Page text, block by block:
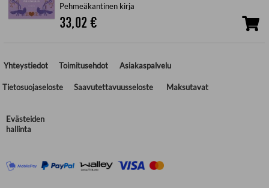
Pehmeäkantinen kirja
33,02 €
Yhteystiedot Toimitusehdot Asiakaspalvelu
Tietosuojaseloste Saavutettavuusseloste Maksutavat
Evästeiden
hallinta